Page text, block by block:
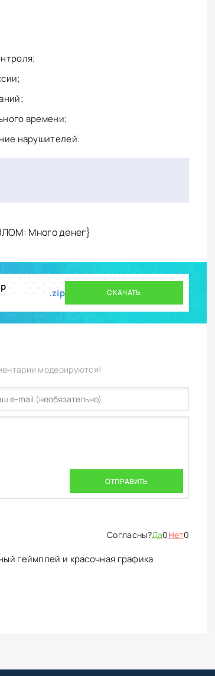
времени;
нарушителей.
Много денег}
.zip СКАЧАТЬ
модерируются!
ОТПРАВИТЬ
Да0Нет0
геймплей и красочная графика